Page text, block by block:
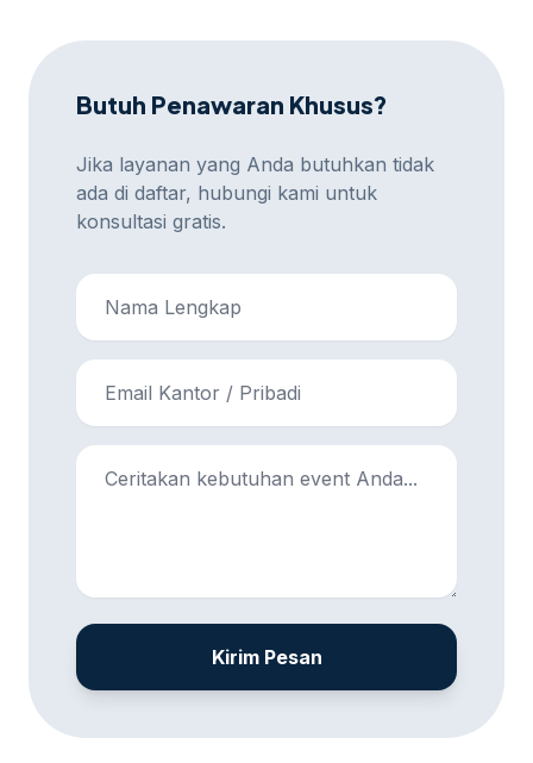
Butuh Penawaran Khusus?
Jika layanan yang Anda butuhkan tidak
ada di daftar, hubungi kami untuk
konsultasi gratis.
Kirim Pesan